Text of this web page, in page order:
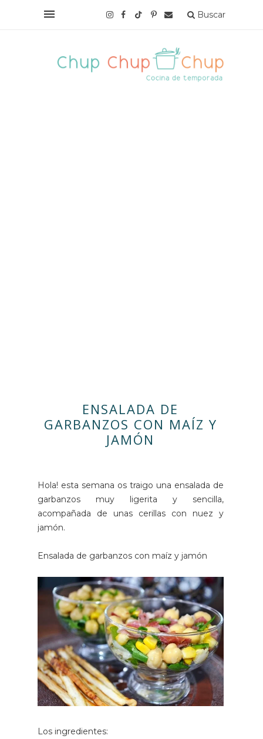
Buscar
ENSALADA DE
GARBANZOS CON MAÍZ Y
JAMÓN
Hola! esta semana os traigo una ensalada de
garbanzos muy ligerita y sencilla,
acompañada de unas cerillas con nuez y
jamón.
Ensalada de garbanzos con maíz y jamón
Los ingredientes: